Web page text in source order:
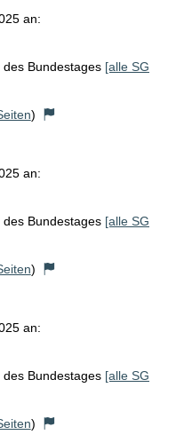
an:
des Bundestages [alle SG
)
an:
des Bundestages [alle SG
)
an:
des Bundestages [alle SG
)